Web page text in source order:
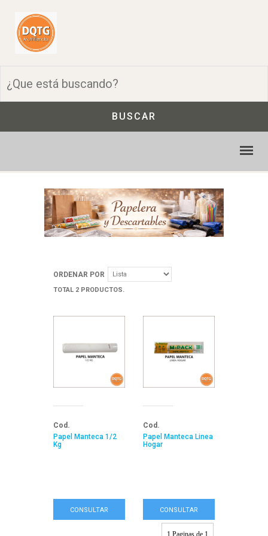
BUSCAR
ORDENAR POR
TOTAL 2 PRODUCTOS.
Cod.
Papel Manteca 1/2
Kg
CONSULTAR
Cod.
Papel Manteca Linea
Hogar
CONSULTAR
1 Paginas de 1